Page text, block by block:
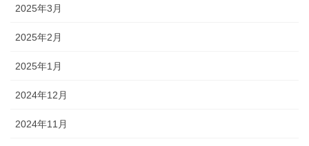
2025年3月
2025年2月
2025年1月
2024年12月
2024年11月